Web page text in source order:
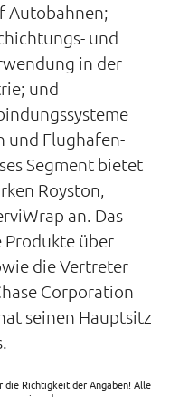
Autobahnen;
und
in der
und
und Flughafen-
Segment bietet
Royston,
an. Das
über
die Vertreter
Corporation
seinen Hauptsitz
die Richtigkeit der Angaben! Alle